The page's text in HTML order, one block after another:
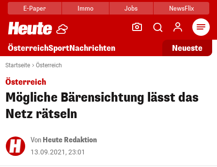
E-Paper Immo Jobs NewsFlix
ÖsterreichSportNachrichten Neueste
Startseite Österreich
Österreich
Mögliche Bärensichtung lässt das
Netz rätseln
Von Heute Redaktion
13.09.2021, 23:01